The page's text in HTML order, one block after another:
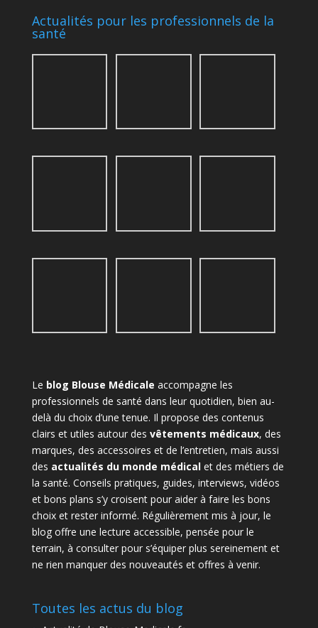
Actualités pour les professionnels de la
santé
Le blog Blouse Médicale accompagne les
professionnels de santé dans leur quotidien, bien au-
delà du choix d’une tenue. Il propose des contenus
clairs et utiles autour des vêtements médicaux, des
marques, des accessoires et de l’entretien, mais aussi
des actualités du monde médicalet des métiers de
la santé. Conseils pratiques, guides, interviews, vidéos
et bons plans s’y croisent pour aider à faire les bons
choix et rester informé. Régulièrement mis à jour, le
blog offre une lecture accessible, pensée pour le
terrain, à consulter pour s’équiper plus sereinement et
ne rien manquer des nouveautés et offres à venir.
Toutes les actus du blog